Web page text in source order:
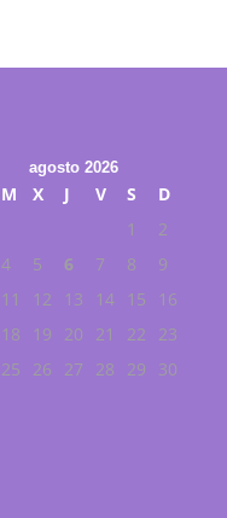
agosto 2026
M X J V S
D
1
2
4 5 6 7 8
9
11 12 13 14 15
16
18 19 20 21 22
23
25 26 27 28 29
30